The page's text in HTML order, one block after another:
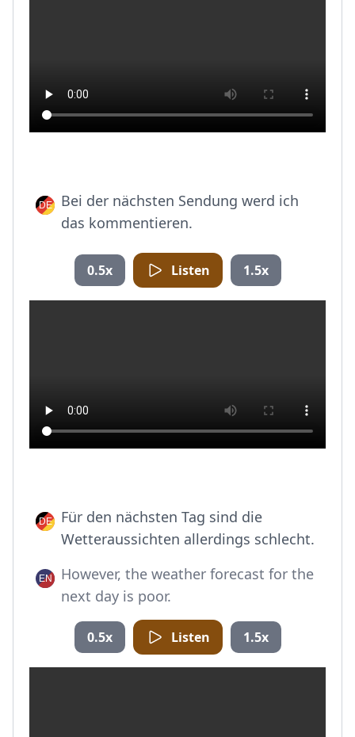
Bei der nächsten Sendung werd ich
das kommentieren.
0.5x Listen 1.5x
Für den nächsten Tag sind die
Wetteraussichten allerdings schlecht.
However, the weather forecast for the
next day is poor.
0.5x Listen 1.5x